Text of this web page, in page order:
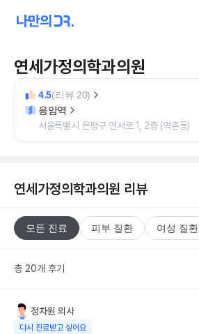
연세가정의학과의원
4.5(리뷰 20)
응암역
서울특별시 은평구 연서로 1, 2층 (역촌동)
연세가정의학과의원 리뷰
모든 진료 피부 질환 여성 질환
총 20개 후기
정차원 의사
다시 진료받고 싶어요